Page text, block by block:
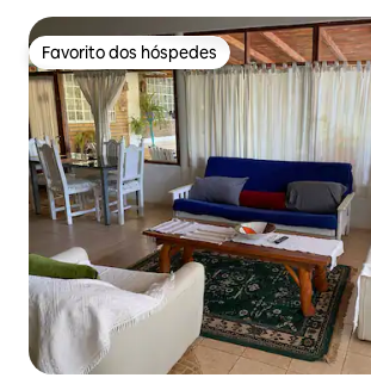
Favorito dos hóspedes
Favorito dos hóspedes